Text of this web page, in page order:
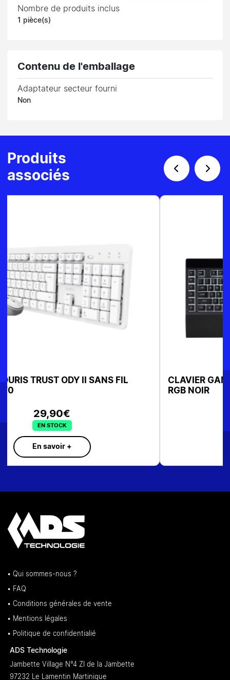
Nombre de produits inclus
1 pièce(s)
Contenu de l'emballage
Adaptateur secteur fourni
Non
Produits
associés
CLAVIER GAMING CORSAIR FILAIRE K55 PRO
• Qui sommes-nous ?
• FAQ
• Conditions générales de vente
• Mentions légales
• Politique de confidentialié
ADS Technologie
Jambette Village N°4 ZI de la Jambette
97232 Le Lamentin Martinique